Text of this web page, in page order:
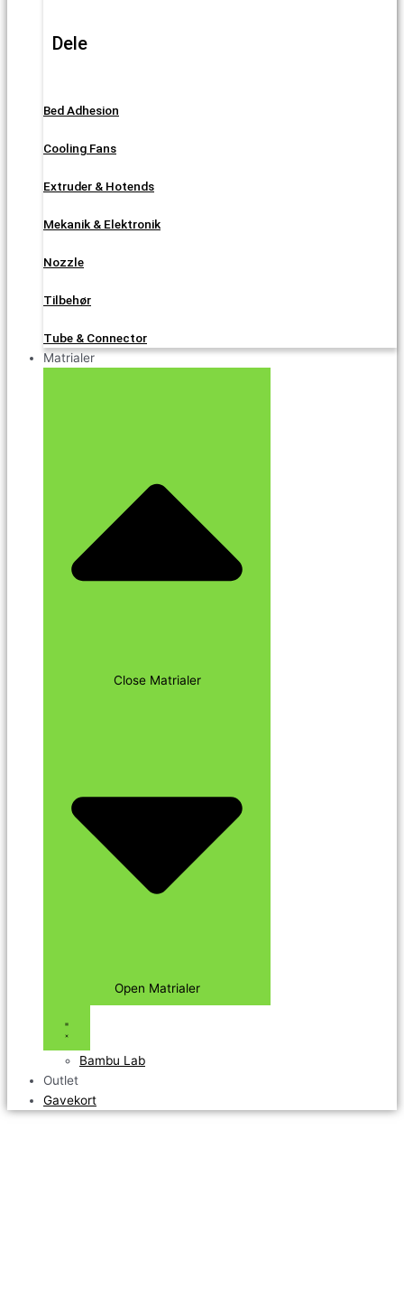
Dele
Bed Adhesion
Cooling Fans
Extruder & Hotends
Mekanik & Elektronik
Nozzle
Tilbehør
Tube & Connector
Matrialer
Close Matrialer
Open Matrialer
Bambu Lab
Outlet
Gavekort